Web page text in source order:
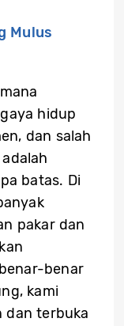
Mulus
hidup
dan salah
batas. Di
pakar dan
benar
kami
dan terbuka